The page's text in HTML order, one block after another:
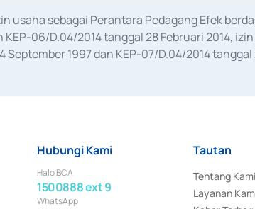
usaha sebagai Perantara Pedagang Efek
KEP-06/D.04/2014 tanggal 28 Februari 2014,
September 1997 dan KEP-07/D.04/2014
Hubungi Kami
Halo BCA
1500888 ext 9
WhatsApp
Tautan
Tentang Kami
Layanan